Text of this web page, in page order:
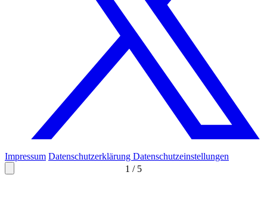
1 / 5
Impressum Datenschutzerklärung Datenschutzeinstellungen